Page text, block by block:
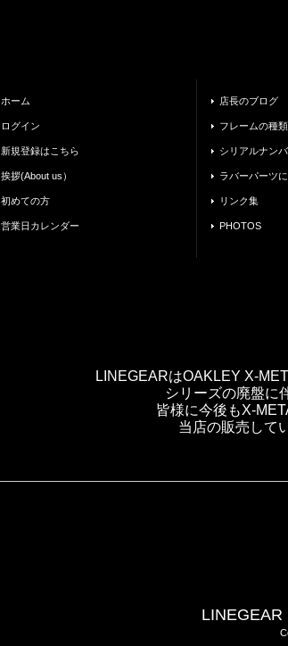
ホーム
ログイン
新規登録はこちら
挨拶(About us）
初めての方
営業日カレンダー
店長のブログ
フレームの種類
シリアルナン
ラバーパーツ
リンク集
PHOTOS
LINEGEARはOAKLEY X-
シリーズの廃盤に
皆様に今後もX-
当店の販売して